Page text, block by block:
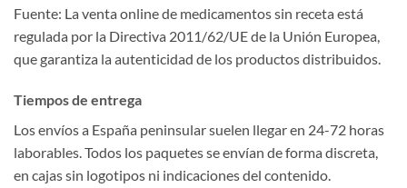
Fuente: La venta online de medicamentos sin receta está
regulada por la Directiva 2011/62/UE de la Unión Europea,
que garantiza la autenticidad de los productos distribuidos.
Tiempos de entrega
Los envíos a España peninsular suelen llegar en 24-72 horas
laborables. Todos los paquetes se envían de forma discreta,
en cajas sin logotipos ni indicaciones del contenido.